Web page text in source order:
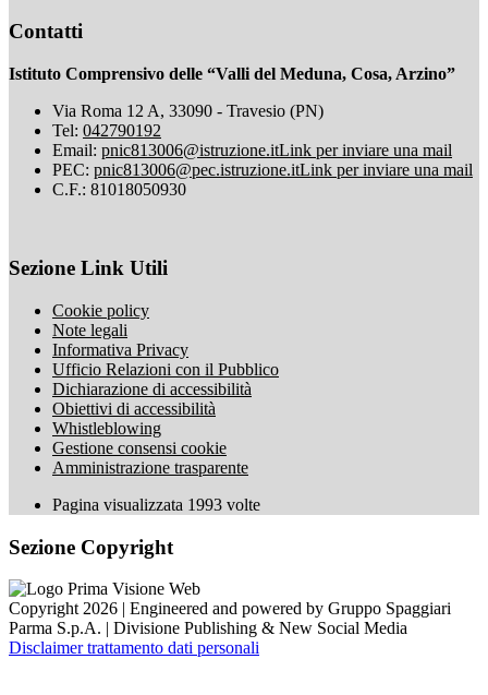
Contatti
Istituto Comprensivo delle “Valli del Meduna, Cosa, Arzino”
Via Roma 12 A, 33090 - Travesio (PN)
Tel: 042790192
Email: pnic813006@istruzione.itLink per inviare una mail
PEC: pnic813006@pec.istruzione.itLink per inviare una mail
C.F.: 81018050930
Sezione Link Utili
Cookie policy
Note legali
Informativa Privacy
Ufficio Relazioni con il Pubblico
Dichiarazione di accessibilità
Obiettivi di accessibilità
Whistleblowing
Gestione consensi cookie
Amministrazione trasparente
Pagina visualizzata 1993 volte
Sezione Copyright
Copyright 2026 | Engineered and powered by Gruppo Spaggiari
Parma S.p.A. | Divisione Publishing & New Social Media
Disclaimer trattamento dati personali